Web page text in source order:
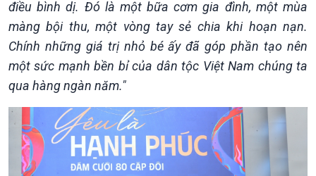
điều bình dị. Đó là một bữa cơm gia đình, một mùa
màng bội thu, một vòng tay sẻ chia khi hoạn nạn.
Chính những giá trị nhỏ bé ấy đã góp phần tạo nên
một sức mạnh bền bỉ của dân tộc Việt Nam chúng ta
qua hàng ngàn năm."